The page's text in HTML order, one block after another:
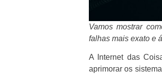
Vamos mostrar
falhas mais exato e
A Internet das
aprimorar os